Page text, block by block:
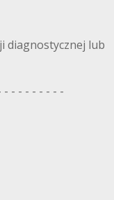
diagnostycznej lub
- - - - - - - - -